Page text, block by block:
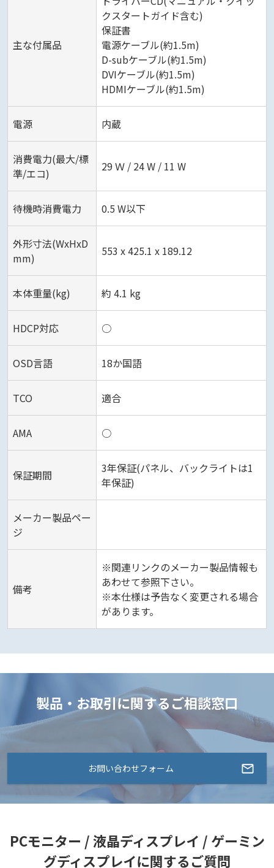
主な付属品
クスタートガイド含む)
保証書
電源ケーブル(約1.5m)
D-subケーブル(約1.5m)
DVIケーブル(約1.5m)
HDMIケーブル(約1.5m)‎
電源 内蔵
消費電力(最大/標
準/エコ)
29 Ｗ / 24 W / 11 W‎
待機時消費電力 0.5 W以下
外形寸法(WxHxD
mm)
553 x 425.1 x 189.12‎
本体重量(kg) 約 4.1 kg‎
HDCP対応 ○
OSD言語 18か国語‎
TCO 適合
AMA‎ ○
保証期間
3年保証(パネル、バックライトは1
年保証)‎
メーカー製品ペー
ジ
備考
※関連リンクのメーカー製品情報も
あわせて参照下さい。
※本仕様は予告なく変更される場合
があります。
製品・お取引に関するご相談窓口
お問い合わせフォーム
PCモニター / 液晶ディスプレイ / ゲーミン
グディスプレイに関するご質問